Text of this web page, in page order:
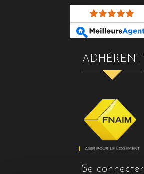
ADHÉRENT
se connecter